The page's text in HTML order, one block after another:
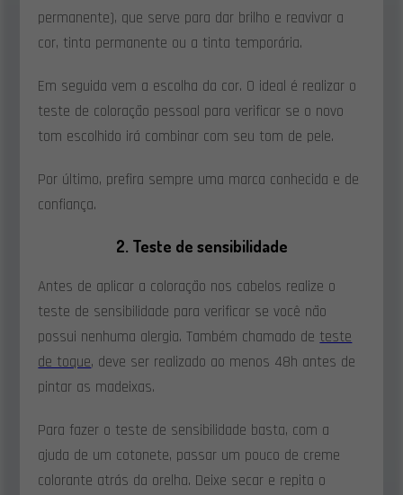
permanente), que serve para dar brilho e reavivar a
cor, tinta permanente ou a tinta temporária.
Em seguida vem a escolha da cor. O ideal é realizar o
teste de coloração pessoal para verificar se o novo
tom escolhido irá combinar com seu tom de pele.
Por último, prefira sempre uma marca conhecida e de
confiança.
2. Teste de sensibilidade
Antes de aplicar a coloração nos cabelos realize o
teste de sensibilidade para verificar se você não
possui nenhuma alergia. Também chamado de teste
de toque, deve ser realizado ao menos 48h antes de
pintar as madeixas.
Para fazer o teste de sensibilidade basta, com a
ajuda de um cotonete, passar um pouco de creme
colorante atrás da orelha. Deixe secar e repita o